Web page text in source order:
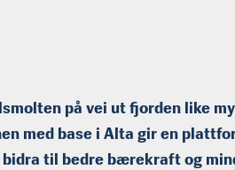
på vei ut fjorden like
med base i Alta gir en
bidra til bedre bærekraft og